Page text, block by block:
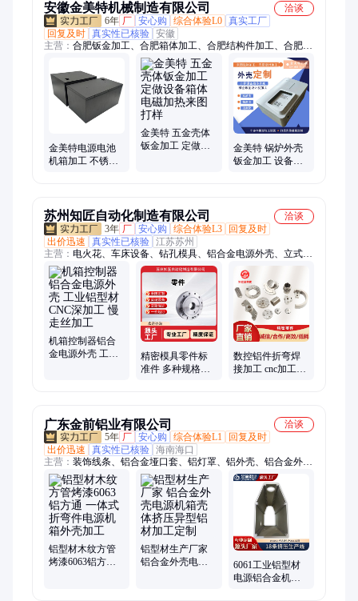
安徽金美特机械制造有限公司
洽谈
6年 厂 安心购 综合体验L0 真实工厂
回复及时 真实性已核验 安徽
主营： 合肥钣金加工、合肥箱体加工、合肥结构件加工、合肥机
箱加工、合肥外壳加工、机箱箱体、外壳定制、钣金机箱、不锈
钢外壳、非标小机箱、钣金件机箱、机箱加工、钣金机箱定制、
合肥激光切割加工、激光切割、不锈钢箱体、电池箱箱体、智能
垃圾箱、不锈钢钣金、钣金表面处理、机柜钣金设计、广告标识
钣金、激光切割加工、钣金加工、钣金设计
金美特电源电池
机箱加工 不锈钢
金美特 五金壳体
钣金加工 定做设
金美特 锅炉外壳
钣金加工 设备外
苏州知匠自动化制造有限公司
洽谈
3年 厂 安心购 综合体验L3
回复及时
出价迅速
真实性已核验 江苏苏州
主营： 电火花、车床设备、钻孔模具、铝合金电源外壳、立式机
床、数控机床、复杂零件、液压油割机、高速机加工中心、高精
密电极、高精密零件加工、精密摆线轮加工、精密齿轮加工、车
床精密零件、车铣精密零件放电加工、模具零件、精密模具零件
加工、冲压模具加工、高精密车铣复合加工、高精密车床零件加
工
机箱控制器铝合
金电源外壳 工业
精密模具零件标
准件 多种规格均
数控铝件折弯焊
接加工 cnc加工机
广东金前铝业有限公司
洽谈
5年 厂 安心购 综合体验L1
回复及时
出价迅速
真实性已核验 海南海口
主营： 装饰线条、铝合金垭口套、铝灯罩、铝外壳、铝合金外
壳、工业铝材、工业铝型材、铝型材、异形铝型材、铝散热器、
铝型材加工、踢脚线、铝灯柱、铝方管、散热铝材、铝型材散热
器、铝型材开模定制、电机壳铝材、铝材开模定制、铝合金防洪
板、铝合金防汛板、无框栏杆、玻璃栏杆、铝合金散热器、铲齿
型散热器
铝型材木纹方管
烤漆6063铝方通
铝型材生产厂家
铝合金外壳电源
6061工业铝型材
电源铝合金机箱